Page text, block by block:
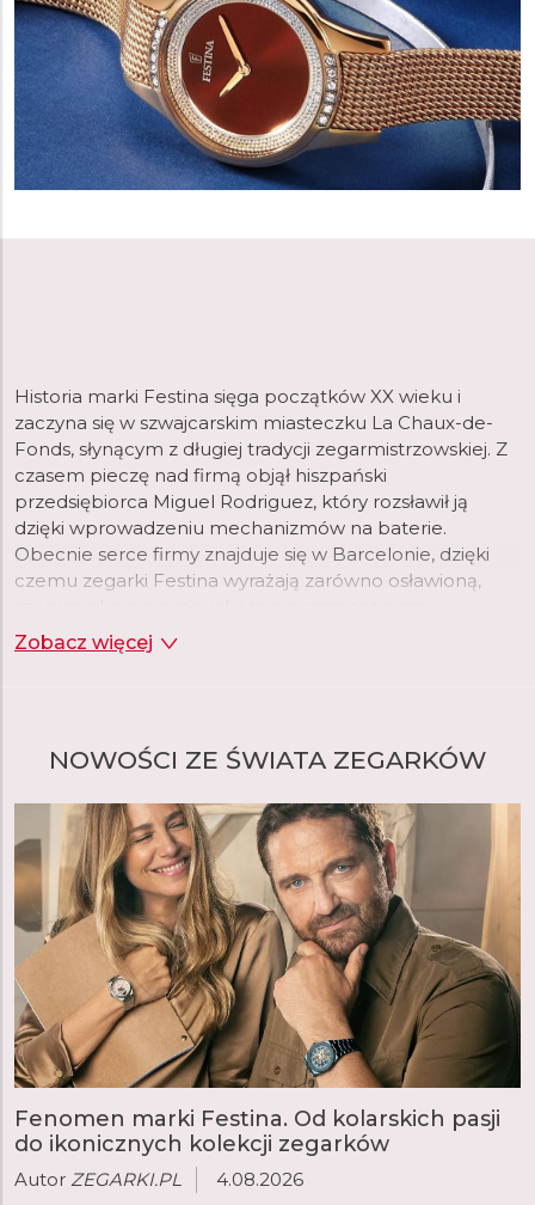
Historia marki Festina sięga początków XX wieku i
zaczyna się w szwajcarskim miasteczku La Chaux-de-
Fonds, słynącym z długiej tradycji zegarmistrzowskiej. Z
czasem pieczę nad firmą objął hiszpański
przedsiębiorca Miguel Rodriguez, który rozsławił ją
dzięki wprowadzeniu mechanizmów na baterie.
Obecnie serce firmy znajduje się w Barcelonie, dzięki
czemu zegarki Festina wyrażają zarówno osławioną,
nowoczesny styl Południa.
Zobacz więcej
NOWOŚCI ZE ŚWIATA ZEGARKÓW
Fenomen marki Festina. Od kolarskich pasji
do ikonicznych kolekcji zegarków
Autor ZEGARKI.PL 4.08.2026